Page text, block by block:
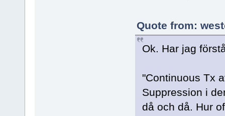
Quote from:
Ok. Har jag
"Continuous Tx
Suppression i
då och då. Hur